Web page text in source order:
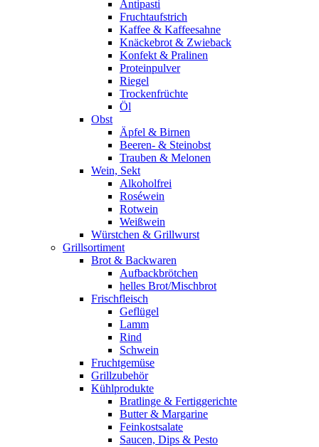
Antipasti
Fruchtaufstrich
Kaffee & Kaffeesahne
Knäckebrot & Zwieback
Konfekt & Pralinen
Proteinpulver
Riegel
Trockenfrüchte
Öl
Obst
Äpfel & Birnen
Beeren- & Steinobst
Trauben & Melonen
Wein, Sekt
Alkoholfrei
Roséwein
Rotwein
Weißwein
Würstchen & Grillwurst
Grillsortiment
Brot & Backwaren
Aufbackbrötchen
helles Brot/Mischbrot
Frischfleisch
Geflügel
Lamm
Rind
Schwein
Fruchtgemüse
Grillzubehör
Kühlprodukte
Bratlinge & Fertiggerichte
Butter & Margarine
Feinkostsalate
Saucen, Dips & Pesto